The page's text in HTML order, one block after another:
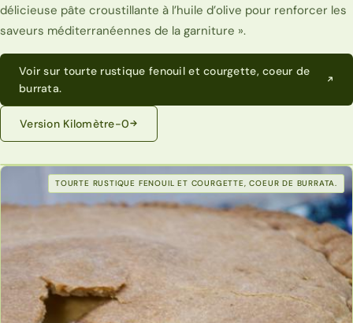
délicieuse pâte croustillante à l’huile d’olive pour renforcer les
saveurs méditerranéennes de la garniture ».
Voir sur tourte rustique fenouil et courgette, coeur de
burrata.
Version Kilomètre-0
TOURTE RUSTIQUE FENOUIL ET COURGETTE, COEUR DE BURRATA.